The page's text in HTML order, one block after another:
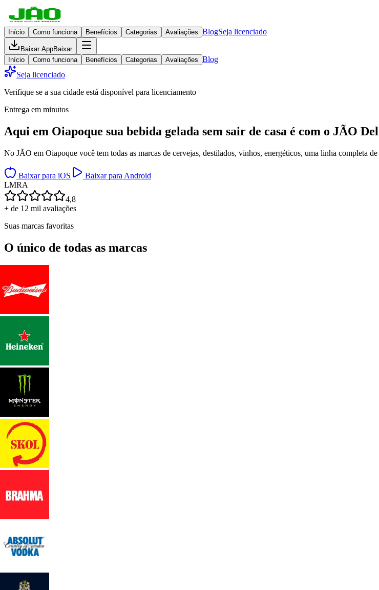
Início Como funciona Benefícios Categorias Avaliações BlogSeja licenciado
Baixar AppBaixar
Início
Como funciona Benefícios Categorias Avaliações Blog
Seja licenciado
Verifique se a sua cidade está disponível para licenciamento
Entrega em minutos
Aqui em Oiapoque sua bebida gelada sem sair de casa é com o JÃO
No JÃO em Oiapoque você tem todas as marcas de cervejas, destilados, vinhos, energéticos, uma linha completa
Baixar para iOS
Baixar para Android
LMRA
4,8
+ de 12 mil avaliações
Suas marcas favoritas
O único de todas as marcas